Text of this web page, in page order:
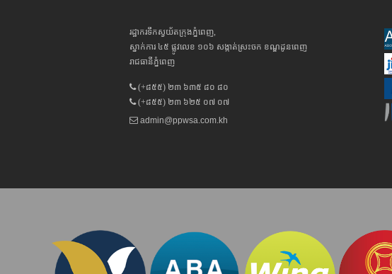
រដ្ឋាករទឹកស្វយ័តក្រុងភ្នំពេញ,
ស្នាក់ការ ៤៥ ផ្លូវលេខ ១០៦ សង្កាត់ស្រះចក ខណ្ឌដូនពេញ
រាជធានីភ្នំពេញ
(+៨៥៥) ២៣ ៦៣៥ ៨០ ៨០
(+៨៥៥) ២៣ ៦២៥ ០៧ ០៧
admin@ppwsa.com.kh